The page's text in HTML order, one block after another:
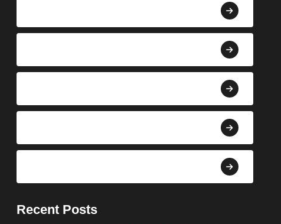
Recent Posts